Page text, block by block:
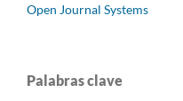
Open Journal Systems
Palabras clave